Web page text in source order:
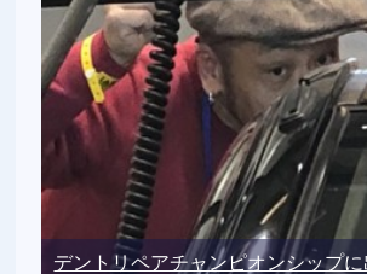
デントリペアチャンピオンシップ